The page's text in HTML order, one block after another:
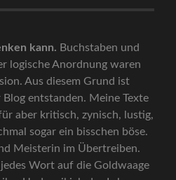
kann. Buchstaben und
logische Anordnung waren
Aus diesem Grund ist
entstanden. Meine Texte
aber kritisch, zynisch, lustig,
sogar ein bisschen böse.
Meisterin im Übertreiben.
Wort auf die Goldwaage